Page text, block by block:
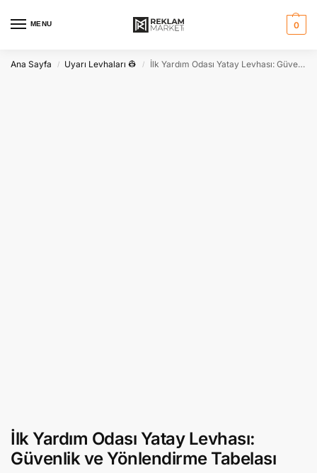
MENU 0
Ana Sayfa / Uyarı Levhaları 👷 / İlk Yardım Odası Yatay Levhası: Güvenlik ve Yönlendirme Tabelası
İlk Yardım Odası Yatay Levhası:
Güvenlik ve Yönlendirme Tabelası